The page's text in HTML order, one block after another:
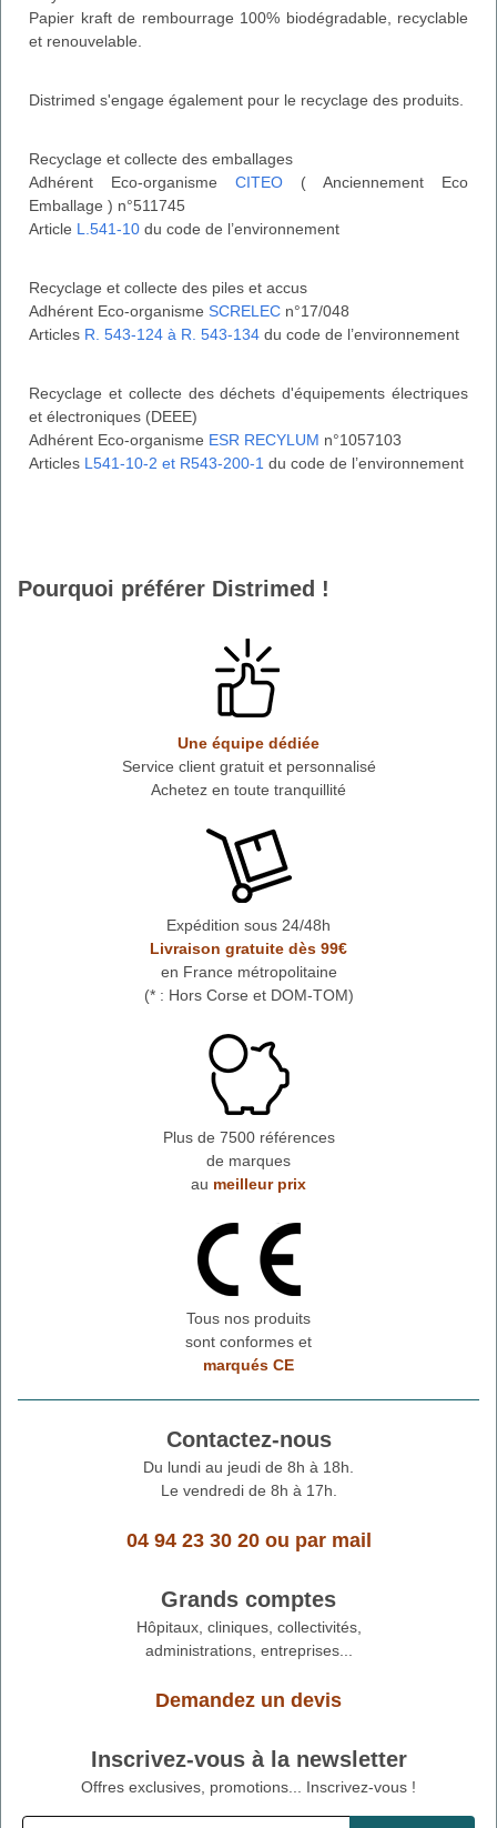
Papier kraft de rembourrage 100% biodégradable, recyclable
et renouvelable.
Distrimed s'engage également pour le recyclage des produits.
Recyclage et collecte des emballages
Adhérent Eco-organisme CITEO ( Anciennement Eco
Emballage ) n°511745
Article L.541-10 du code de l’environnement
Recyclage et collecte des piles et accus
Adhérent Eco-organisme SCRELEC n°17/048
Articles R. 543-124 à R. 543-134 du code de l’environnement
Recyclage et collecte des déchets d'équipements électriques
et électroniques (DEEE)
Adhérent Eco-organisme ESR RECYLUM n°1057103
Articles L541-10-2 et R543-200-1 du code de l’environnement
Pourquoi préférer Distrimed !
Une équipe dédiée
Service client gratuit et personnalisé
Achetez en toute tranquillité
Expédition sous 24/48h
Livraison gratuite dès 99€
en France métropolitaine
(* : Hors Corse et DOM-TOM)
Plus de 7500 références
de marques
au meilleur prix
Tous nos produits
sont conformes et
marqués CE
Contactez-nous
Du lundi au jeudi de 8h à 18h.
Le vendredi de 8h à 17h.
04 94 23 30 20ou par mail
Grands comptes
Hôpitaux, cliniques, collectivités,
administrations, entreprises...
Demandez un devis
Inscrivez-vous à la newsletter
Offres exclusives, promotions... Inscrivez-vous !